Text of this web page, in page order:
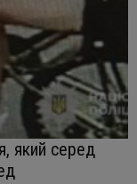
який серед